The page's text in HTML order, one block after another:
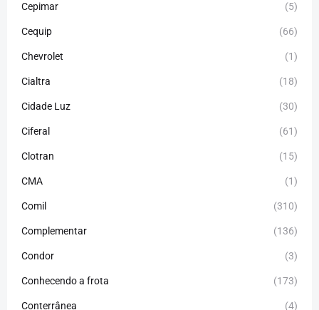
Cepimar (5)
Cequip (66)
Chevrolet (1)
Cialtra (18)
Cidade Luz (30)
Ciferal (61)
Clotran (15)
CMA (1)
Comil (310)
Complementar (136)
Condor (3)
Conhecendo a frota (173)
Conterrânea (4)